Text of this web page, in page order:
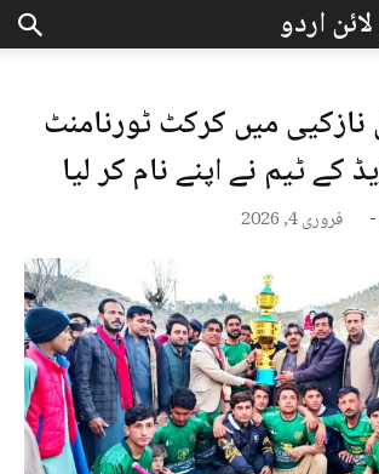
میں کرکٹ ٹورنامنٹ
کے ٹیم نے اپنے نام کر لیا
- فروری 4, 2026